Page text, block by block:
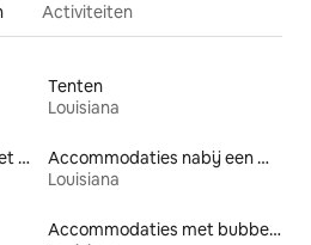
Activiteiten
Tenten
Louisiana
Accommodaties met toilet op toegankelijke hoogte
Accommodaties nabij een meer
Louisiana
Accommodaties met bubbelbad